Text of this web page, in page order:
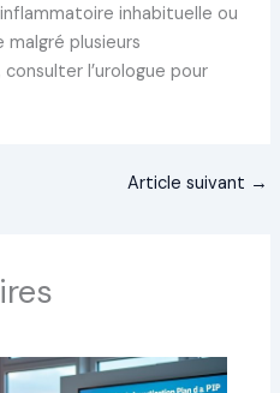
inhabituelle ou
plusieurs
l’urologue pour
Article suivant →